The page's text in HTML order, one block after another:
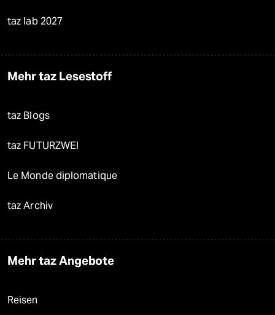
taz lab 2027
Mehr taz Lesestoff
taz Blogs
taz FUTURZWEI
Le Monde diplomatique
taz Archiv
Mehr taz Angebote
Reisen